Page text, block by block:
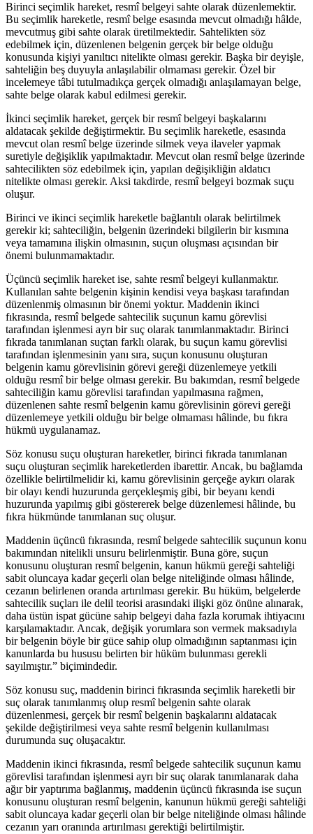
Birinci seçimlik hareket, resmî belgeyi sahte olarak düzenlemektir.
Bu seçimlik hareketle, resmî belge esasında mevcut olmadığı hâlde,
mevcutmuş gibi sahte olarak üretilmektedir. Sahtelikten söz
edebilmek için, düzenlenen belgenin gerçek bir belge olduğu
konusunda kişiyi yanıltıcı nitelikte olması gerekir. Başka bir deyişle,
sahteliğin beş duyuyla anlaşılabilir olmaması gerekir. Özel bir
incelemeye tâbi tutulmadıkça gerçek olmadığı anlaşılamayan belge,
sahte belge olarak kabul edilmesi gerekir.
İkinci seçimlik hareket, gerçek bir resmî belgeyi başkalarını
aldatacak şekilde değiştirmektir. Bu seçimlik hareketle, esasında
mevcut olan resmî belge üzerinde silmek veya ilaveler yapmak
suretiyle değişiklik yapılmaktadır. Mevcut olan resmî belge üzerinde
sahtecilikten söz edebilmek için, yapılan değişikliğin aldatıcı
nitelikte olması gerekir. Aksi takdirde, resmî belgeyi bozmak suçu
oluşur.
Birinci ve ikinci seçimlik hareketle bağlantılı olarak belirtilmek
gerekir ki; sahteciliğin, belgenin üzerindeki bilgilerin bir kısmına
veya tamamına ilişkin olmasının, suçun oluşması açısından bir
önemi bulunmamaktadır.
Üçüncü seçimlik hareket ise, sahte resmî belgeyi kullanmaktır.
Kullanılan sahte belgenin kişinin kendisi veya başkası tarafından
düzenlenmiş olmasının bir önemi yoktur. Maddenin ikinci
fıkrasında, resmî belgede sahtecilik suçunun kamu görevlisi
tarafından işlenmesi ayrı bir suç olarak tanımlanmaktadır. Birinci
fıkrada tanımlanan suçtan farklı olarak, bu suçun kamu görevlisi
tarafından işlenmesinin yanı sıra, suçun konusunu oluşturan
belgenin kamu görevlisinin görevi gereği düzenlemeye yetkili
olduğu resmî bir belge olması gerekir. Bu bakımdan, resmî belgede
sahteciliğin kamu görevlisi tarafından yapılmasına rağmen,
düzenlenen sahte resmî belgenin kamu görevlisinin görevi gereği
düzenlemeye yetkili olduğu bir belge olmaması hâlinde, bu fıkra
hükmü uygulanamaz.
Söz konusu suçu oluşturan hareketler, birinci fıkrada tanımlanan
suçu oluşturan seçimlik hareketlerden ibarettir. Ancak, bu bağlamda
özellikle belirtilmelidir ki, kamu görevlisinin gerçeğe aykırı olarak
bir olayı kendi huzurunda gerçekleşmiş gibi, bir beyanı kendi
huzurunda yapılmış gibi göstererek belge düzenlemesi hâlinde, bu
fıkra hükmünde tanımlanan suç oluşur.
Maddenin üçüncü fıkrasında, resmî belgede sahtecilik suçunun konu
bakımından nitelikli unsuru belirlenmiştir. Buna göre, suçun
konusunu oluşturan resmî belgenin, kanun hükmü gereği sahteliği
sabit oluncaya kadar geçerli olan belge niteliğinde olması hâlinde,
cezanın belirlenen oranda artırılması gerekir. Bu hüküm, belgelerde
sahtecilik suçları ile delil teorisi arasındaki ilişki göz önüne alınarak,
daha üstün ispat gücüne sahip belgeyi daha fazla korumak ihtiyacını
karşılamaktadır. Ancak, değişik yorumlara son vermek maksadıyla
bir belgenin böyle bir güce sahip olup olmadığının saptanması için
kanunlarda bu hususu belirten bir hüküm bulunması gerekli
sayılmıştır.” biçimindedir.
Söz konusu suç, maddenin birinci fıkrasında seçimlik hareketli bir
suç olarak tanımlanmış olup resmî belgenin sahte olarak
düzenlenmesi, gerçek bir resmî belgenin başkalarını aldatacak
şekilde değiştirilmesi veya sahte resmî belgenin kullanılması
durumunda suç oluşacaktır.
Maddenin ikinci fıkrasında, resmî belgede sahtecilik suçunun kamu
görevlisi tarafından işlenmesi ayrı bir suç olarak tanımlanarak daha
ağır bir yaptırıma bağlanmış, maddenin üçüncü fıkrasında ise suçun
konusunu oluşturan resmî belgenin, kanunun hükmü gereği sahteliği
sabit oluncaya kadar geçerli olan bir belge niteliğinde olması hâlinde
cezanın yarı oranında artırılması gerektiği belirtilmiştir.